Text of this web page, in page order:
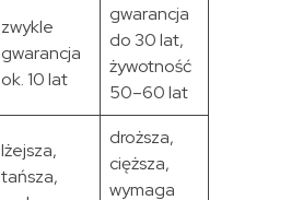
zwykle
gwarancja
ok. 10 lat
gwarancja
do 30 lat,
żywotność
50–60 lat
lżejsza,
tańsza,
droższa,
cięższa,
wymaga